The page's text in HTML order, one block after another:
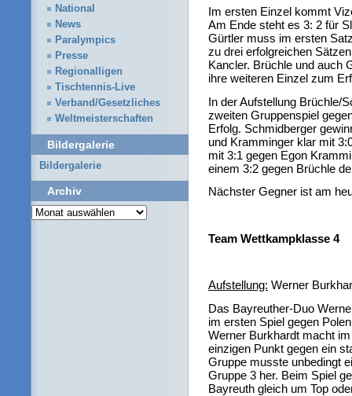
Im ersten Einzel kommt
Am Ende steht es 3: 2 für
Gürtler muss im ersten
zu drei erfolgreichen
Kancler. Brüchle und auch
ihre weiteren Einzel zum
In der Aufstellung Brüchle/
zweiten Gruppenspiel
Erfolg. Schmidberger
und Kramminger klar mit
mit 3:1 gegen Egon
einem 3:2 gegen Brüchle
Nächster Gegner ist am
Team Wettkampklasse 4
Aufstellung: Werner
Das Bayreuther-Duo
im ersten Spiel gegen
Werner Burkhardt macht
einzigen Punkt gegen ein
Gruppe musste unbedingt
Gruppe 3 her. Beim Spiel
Bayreuth gleich um Top
National
News
Paralympics
Presse
Regionalligen
Tischtennis-Live
Verband/Gesetzliches
Weltmeisterschaften
Bildergalerie
Bildergalerie
Archiv
Archiv